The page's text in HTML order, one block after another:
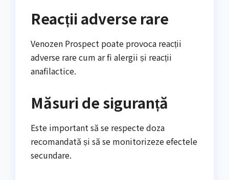
Reacții adverse rare
Venozen Prospect poate provoca reacții
adverse rare cum ar fi alergii și reacții
anafilactice.
Măsuri de siguranță
Este important să se respecte doza
recomandată și să se monitorizeze efectele
secundare.